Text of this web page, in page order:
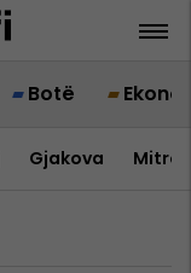
Botë
Gjakova